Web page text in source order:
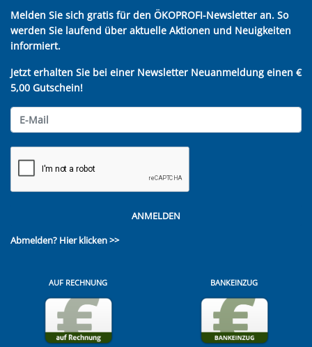
Melden Sie sich gratis für den ÖKOPROFI-Newsletter an. So
werden Sie laufend über aktuelle Aktionen und Neuigkeiten
informiert.
Jetzt erhalten Sie bei einer Newsletter Neuanmeldung einen €
5,00 Gutschein!
ANMELDEN
Abmelden? Hier klicken >>
AUF RECHNUNG BANKEINZUG